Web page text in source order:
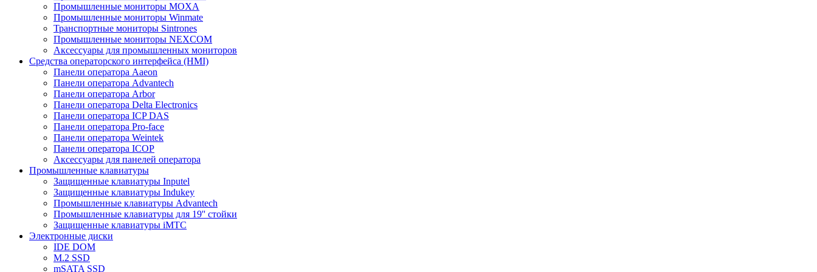
Промышленные мониторы MOXA
Промышленные мониторы Winmate
Транспортные мониторы Sintrones
Промышленные мониторы NEXCOM
Аксессуары для промышленных мониторов
Средства операторского интерфейса (HMI)
Панели оператора Aaeon
Панели оператора Advantech
Панели оператора Arbor
Панели оператора Delta Electronics
Панели оператора ICP DAS
Панели оператора Pro-face
Панели оператора Weintek
Панели оператора ICOP
Аксессуары для панелей оператора
Промышленные клавиатуры
Защищенные клавиатуры Inputel
Защищенные клавиатуры Indukey
Промышленные клавиатуры Advantech
Промышленные клавиатуры для 19'' стойки
Защищенные клавиатуры iMTC
Электронные диски
IDE DOM
M.2 SSD
mSATA SSD